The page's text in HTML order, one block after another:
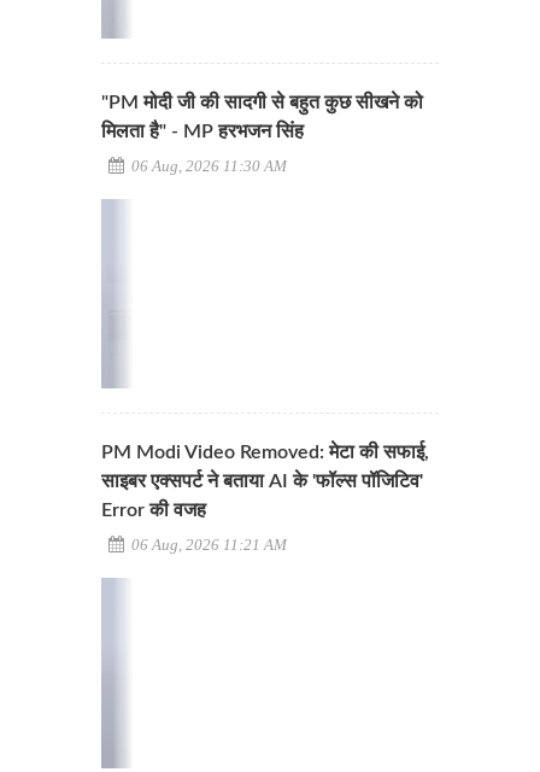
"PM मोदी जी की सादगी से बहुत कुछ सीखने को
मिलता है" - MP हरभजन सिंह
06 Aug, 2026 11:30 AM
PM Modi Video Removed: मेटा की सफाई,
साइबर एक्सपर्ट ने बताया AI के 'फॉल्स पॉजिटिव'
Error की वजह
06 Aug, 2026 11:21 AM